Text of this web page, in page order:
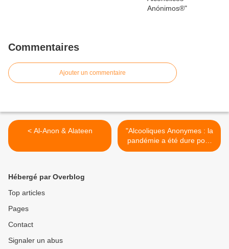
Commentaires
Ajouter un commentaire
< Al-Anon & Alateen
"Alcooliques Anonymes : la
pandémie a été dure pour
les membres" >
Hébergé par Overblog
Top articles
Pages
Contact
Signaler un abus